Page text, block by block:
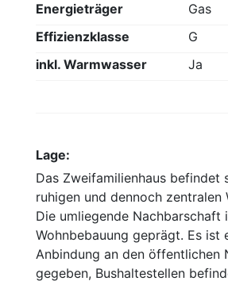
Energieträger
Gas
Effizienzklasse
G
inkl. Warmwasser
Ja
Lage:
Das Zweifamilienhaus befindet
ruhigen und dennoch zentralen
Die umliegende Nachbarschaft
Wohnbebauung geprägt. Es ist
Anbindung an den öffentlichen
gegeben, Bushaltestellen